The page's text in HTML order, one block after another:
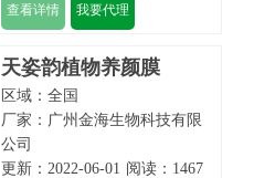
查看详情 我要代理
天姿韵植物养颜膜
区域：全国
厂家： 广州金海生物科技有限
公司
更新：2022-06-01 阅读：1467